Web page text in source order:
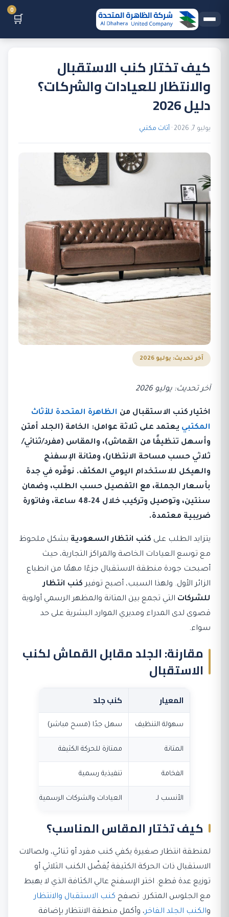
🛒
0
كيف تختار كنب الاستقبال
والانتظار للعيادات والشركات؟
دليل 2026
يوليو 7, 2026 · أثاث مكتبي
آخر تحديث: يوليو 2026
آخر تحديث: يوليو 2026
اختيار كنب الاستقبال من الظاهرة المتحدة للأثاث
المكتبي يعتمد على ثلاثة عوامل: الخامة (الجلد أمتن
وأسهل تنظيفًا من القماش)، والمقاس (مفرد/ثنائي/
ثلاثي حسب مساحة الانتظار)، ومتانة الإسفنج
والهيكل للاستخدام اليومي المكثف. نوفّره في جدة
بأسعار الجملة، مع التفصيل حسب الطلب، وضمان
سنتين، وتوصيل وتركيب خلال 24–48 ساعة، وفاتورة
ضريبية معتمدة.
يتزايد الطلب على كنب انتظار السعودية بشكل ملحوظ
مع توسع العيادات الخاصة والمراكز التجارية، حيث
أصبحت جودة منطقة الاستقبال جزءًا مهمًا من انطباع
الزائر الأول. ولهذا السبب، أصبح توفير كنب انتظار
للشركات التي تجمع بين المتانة والمظهر الرسمي أولوية
قصوى لدى المدراء ومديري الموارد البشرية على حد
سواء.
مقارنة: الجلد مقابل القماش لكنب
الاستقبال
المعيار كنب جلد
سهولة التنظيف سهل جدًا (مسح مباشر)
المتانة ممتازة للحركة الكثيفة
الفخامة تنفيذية رسمية
الأنسب لـ العيادات والشركات الرسمية
كيف تختار المقاس المناسب؟
لمنطقة انتظار صغيرة يكفي كنب مفرد أو ثنائي، ولصالات
الاستقبال ذات الحركة الكثيفة يُفضّل الكنب الثلاثي أو
توزيع عدة قطع. اختر الإسفنج عالي الكثافة الذي لا يهبط
مع الجلوس المتكرر. تصفح كنب الاستقبال والانتظار
والكنب الجلد الفاخر، وأكمل منطقة الانتظار بإضافة